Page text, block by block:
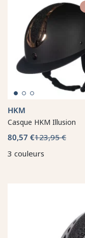
HKM
Casque HKM Illusion
80,57 €123,95 €
3 couleurs